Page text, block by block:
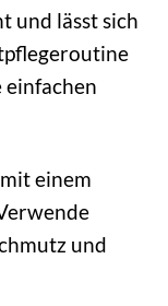
und lässt sich
einfachen
einem
und